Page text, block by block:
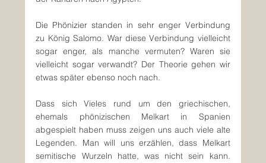
Die Phönizier standen in sehr enger Verbindung
zu König Salomo. War diese Verbindung vielleicht
sogar enger, als manche vermuten? Waren sie
vielleicht sogar verwandt? Der Theorie gehen wir
etwas später ebenso noch nach.
Dass sich Vieles rund um den griechischen,
ehemals phönizischen Melkart in Spanien
abgespielt haben muss zeigen uns auch viele alte
Legenden. Man will uns erzählen, dass Melkart
semitische Wurzeln hatte, was nicht sein kann.